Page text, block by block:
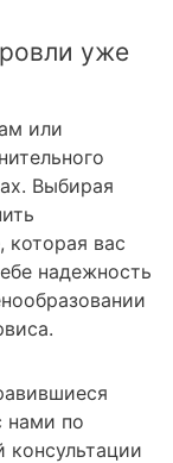
уже
или
Выбирая
которая вас
надежность
нами по
консультации